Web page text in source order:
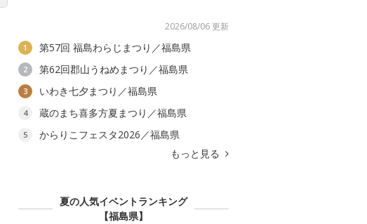
2026/08/06 更新
1 第57回 福島わらじまつり／福島県
2 第62回郡山うねめまつり／福島県
3 いわき七夕まつり／福島県
4 蔵のまち喜多方夏まつり／福島県
5
からりこフェスタ2026／福島県
もっと見る
夏の人気イベントランキング
【福島県】